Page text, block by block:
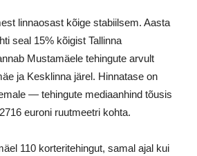
linnaosast kõige stabiilsem. Aasta
seal 15% kõigist Tallinna
Mustamäele tehingute arvult
ja Kesklinna järel. Hinnatase on
— tehingute mediaanhind tõusis
euroni ruutmeetri kohta.
110 korteritehingut, samal ajal kui